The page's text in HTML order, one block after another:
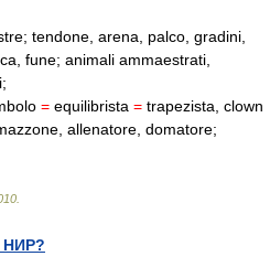
tendone, arena, palco, gradini,
fune; animali ammaestrati,
= equilibrista = trapezista, clown
allenatore, domatore;
НИР?